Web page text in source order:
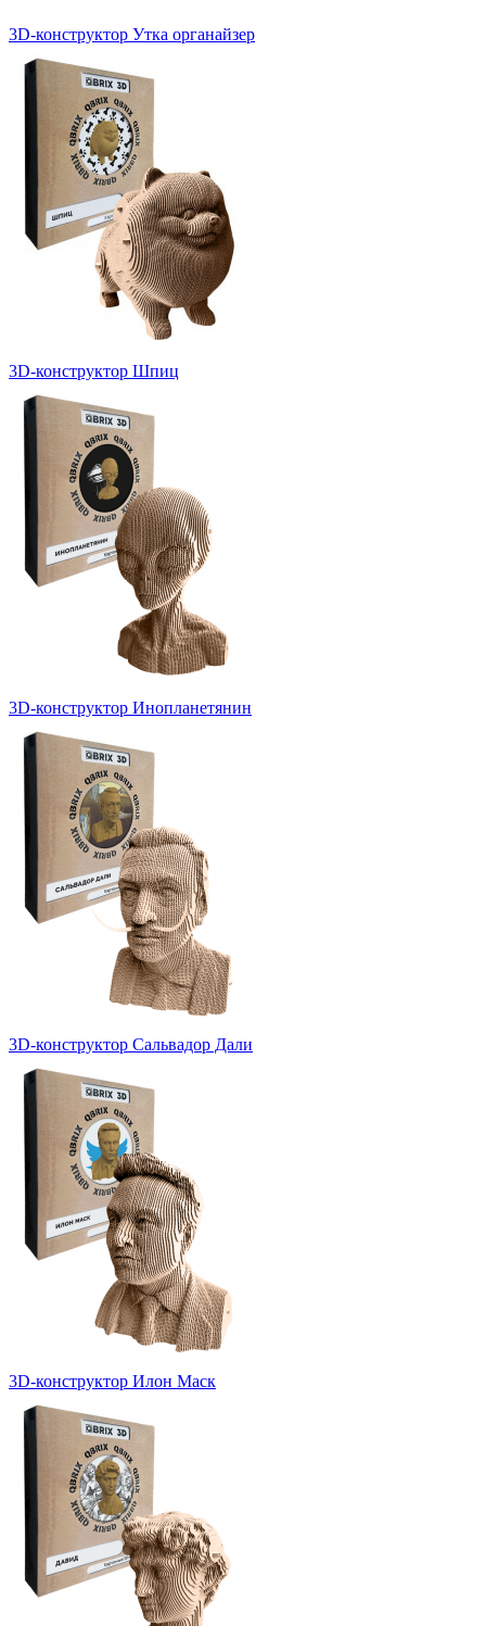
3D-конструктор Утка органайзер
3D-конструктор Шпиц
3D-конструктор Инопланетянин
3D-конструктор Сальвадор Дали
3D-конструктор Илон Маск